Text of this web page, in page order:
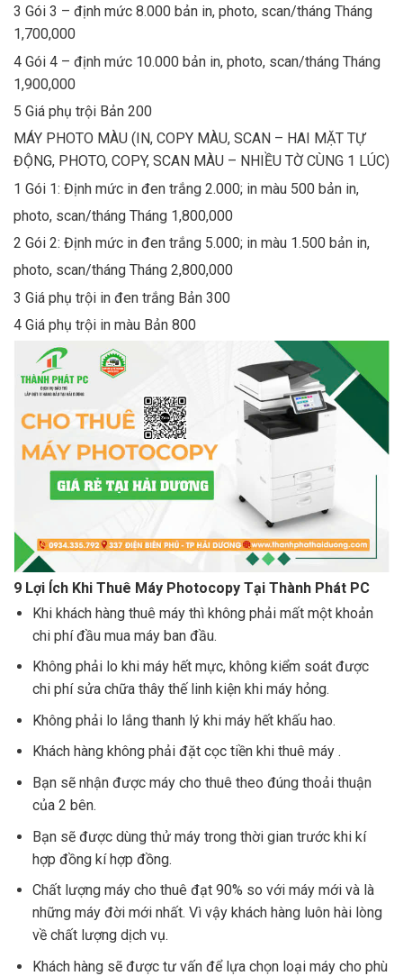
3 Gói 3 – định mức 8.000 bản in, photo, scan/tháng Tháng
1,700,000
4 Gói 4 – định mức 10.000 bản in, photo, scan/tháng Tháng
1,900,000
5 Giá phụ trội Bản 200
MÁY PHOTO MÀU (IN, COPY MÀU, SCAN – HAI MẶT TỰ
ĐỘNG, PHOTO, COPY, SCAN MÀU – NHIỀU TỜ CÙNG 1 LÚC)
1 Gói 1: Định mức in đen trắng 2.000; in màu 500 bản in,
photo, scan/tháng Tháng 1,800,000
2 Gói 2: Định mức in đen trắng 5.000; in màu 1.500 bản in,
photo, scan/tháng Tháng 2,800,000
3 Giá phụ trội in đen trắng Bản 300
4 Giá phụ trội in màu Bản 800
9 Lợi Ích Khi Thuê Máy Photocopy Tại Thành Phát PC
Khi khách hàng thuê máy thì không phải mất một khoản
chi phí đầu mua máy ban đầu.
Không phải lo khi máy hết mực, không kiểm soát được
chi phí sửa chữa thây thế linh kiện khi máy hỏng.
Không phải lo lắng thanh lý khi máy hết khấu hao.
Khách hàng không phải đặt cọc tiền khi thuê máy .
Bạn sẽ nhận được máy cho thuê theo đúng thoải thuận
của 2 bên.
Bạn sẽ được dùng thử máy trong thời gian trước khi kí
hợp đồng kí hợp đồng.
Chất lượng máy cho thuê đạt 90% so với máy mới và là
những máy đời mới nhất. Vì vậy khách hàng luôn hài lòng
về chất lượng dịch vụ.
Khách hàng sẽ được tư vấn để lựa chọn loại máy cho phù